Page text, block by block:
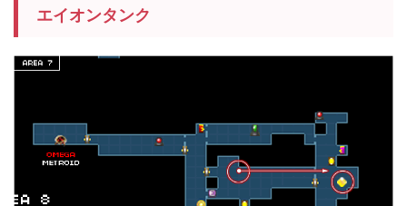
エイオンタンク